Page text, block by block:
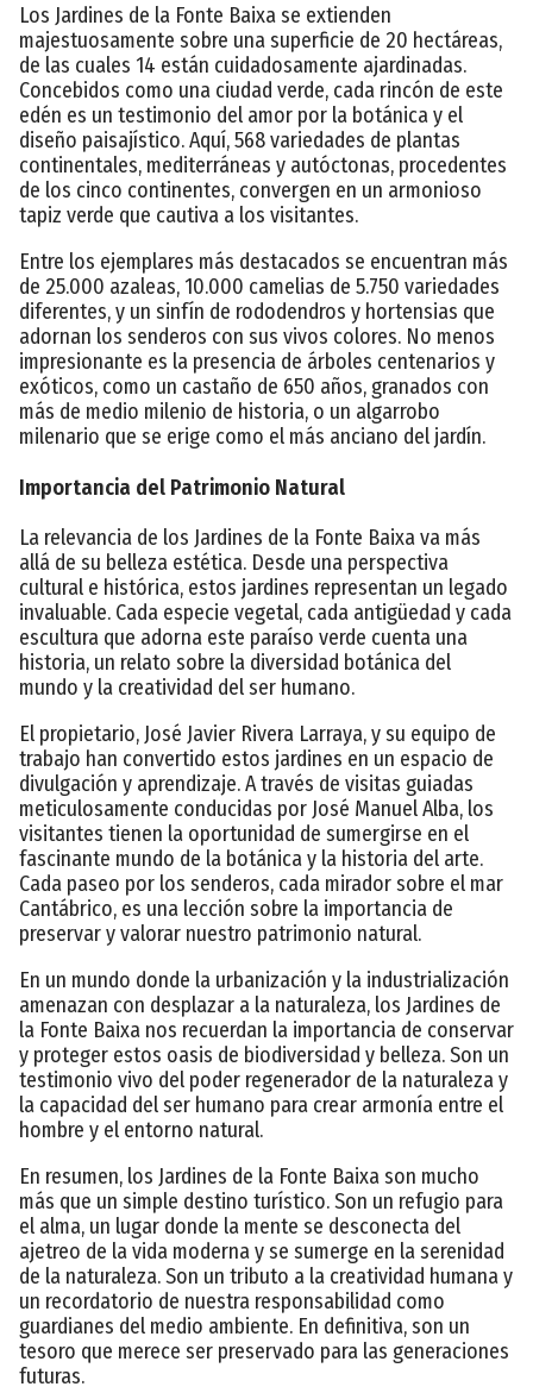
Los Jardines de la Fonte Baixa se extienden
majestuosamente sobre una superficie de 20 hectáreas,
de las cuales 14 están cuidadosamente ajardinadas.
Concebidos como una ciudad verde, cada rincón de este
edén es un testimonio del amor por la botánica y el
diseño paisajístico. Aquí, 568 variedades de plantas
continentales, mediterráneas y autóctonas, procedentes
de los cinco continentes, convergen en un armonioso
tapiz verde que cautiva a los visitantes.
Entre los ejemplares más destacados se encuentran más
de 25.000 azaleas, 10.000 camelias de 5.750 variedades
diferentes, y un sinfín de rododendros y hortensias que
adornan los senderos con sus vivos colores. No menos
impresionante es la presencia de árboles centenarios y
exóticos, como un castaño de 650 años, granados con
más de medio milenio de historia, o un algarrobo
milenario que se erige como el más anciano del jardín.
Importancia del Patrimonio Natural
La relevancia de los Jardines de la Fonte Baixa va más
allá de su belleza estética. Desde una perspectiva
cultural e histórica, estos jardines representan un legado
invaluable. Cada especie vegetal, cada antigüedad y cada
escultura que adorna este paraíso verde cuenta una
historia, un relato sobre la diversidad botánica del
mundo y la creatividad del ser humano.
El propietario, José Javier Rivera Larraya, y su equipo de
trabajo han convertido estos jardines en un espacio de
divulgación y aprendizaje. A través de visitas guiadas
meticulosamente conducidas por José Manuel Alba, los
visitantes tienen la oportunidad de sumergirse en el
fascinante mundo de la botánica y la historia del arte.
Cada paseo por los senderos, cada mirador sobre el mar
Cantábrico, es una lección sobre la importancia de
preservar y valorar nuestro patrimonio natural.
En un mundo donde la urbanización y la industrialización
amenazan con desplazar a la naturaleza, los Jardines de
la Fonte Baixa nos recuerdan la importancia de conservar
y proteger estos oasis de biodiversidad y belleza. Son un
testimonio vivo del poder regenerador de la naturaleza y
la capacidad del ser humano para crear armonía entre el
hombre y el entorno natural.
En resumen, los Jardines de la Fonte Baixa son mucho
más que un simple destino turístico. Son un refugio para
el alma, un lugar donde la mente se desconecta del
ajetreo de la vida moderna y se sumerge en la serenidad
de la naturaleza. Son un tributo a la creatividad humana y
un recordatorio de nuestra responsabilidad como
guardianes del medio ambiente. En definitiva, son un
tesoro que merece ser preservado para las generaciones
futuras.